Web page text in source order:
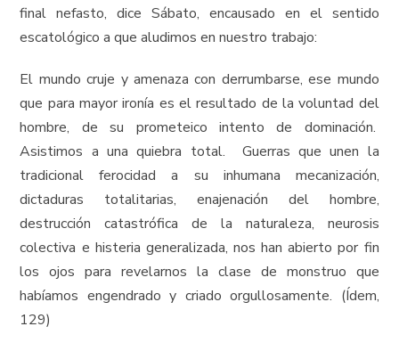
final nefasto, dice Sábato, encausado en el sentido
escatológico a que aludimos en nuestro trabajo:
El mundo cruje y amenaza con derrumbarse, ese mundo
que para mayor ironía es el resultado de la voluntad del
hombre, de su prometeico intento de dominación.
Asistimos a una quiebra total. Guerras que unen la
tradicional ferocidad a su inhumana mecanización,
dictaduras totalitarias, enajenación del hombre,
destrucción catastrófica de la naturaleza, neurosis
colectiva e histeria generalizada, nos han abierto por fin
los ojos para revelarnos la clase de monstruo que
habíamos engendrado y criado orgullosamente. (Ídem,
129)